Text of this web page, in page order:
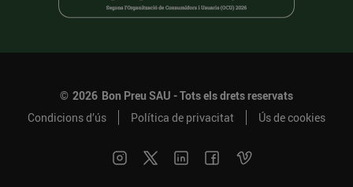
© 2026 Bon Preu SAU - Tots els drets reservats
Condicions d’ús
Política de privacitat Ús de cookies